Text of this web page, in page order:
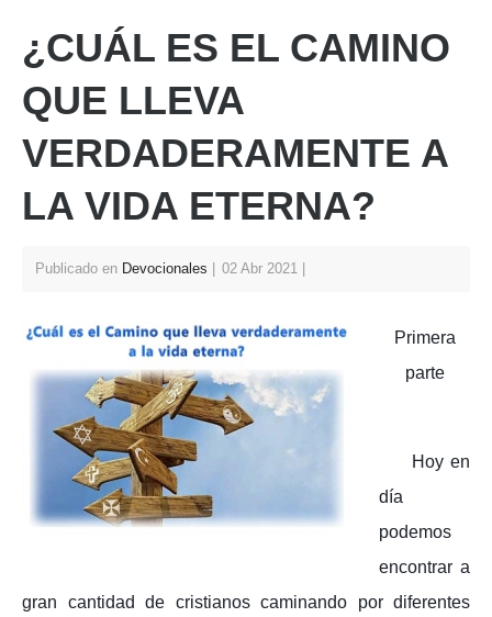
A
p
p
b
o
o
k
st
¿CUÁL ES EL CAMINO
QUE LLEVA
VERDADERAMENTE A
LA VIDA ETERNA?
Publicado en Devocionales 02 Abr 2021
Primera
parte
Hoy en
día
podemos
encontrar a
gran cantidad de cristianos caminando por diferentes